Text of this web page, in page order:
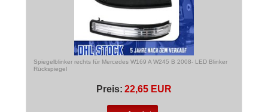
Spiegelblinker rechts für Mercedes W169 A W245 B 2008- LED Blinker
Rückspiegel
Preis: 22,65 EUR